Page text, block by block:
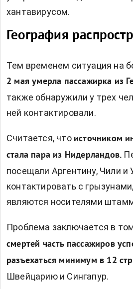
хантавирусом.
География
Тем временем ситуация на
2 мая умерла пассажирка из
также обнаружили у трех
ней контактировали.
Считается, что источником
стала пара из Нидерландов.
посещали Аргентину, Чили и
контактировать с
являются носителями
Проблема заключается в
смертей часть пассажиров
разъехаться минимум в 12
Швейцарию и Сингапур.